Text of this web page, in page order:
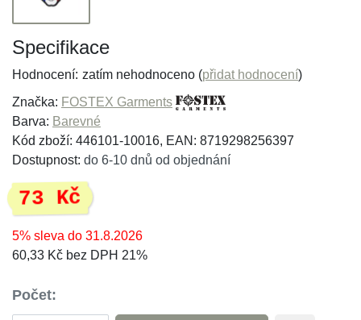
Specifikace
Hodnocení: zatím nehodnoceno (přidat hodnocení)
Značka: FOSTEX Garments
Barva: Barevné
Kód zboží: 446101-10016, EAN: 8719298256397
Dostupnost: do 6-10 dnů od objednání
73 Kč
5% sleva do 31.8.2026
60,33 Kč bez DPH 21%
Počet: